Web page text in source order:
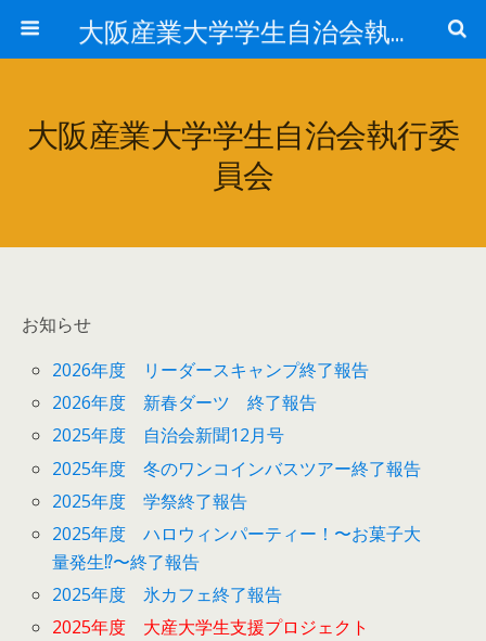
大阪産業大学学生自治会執行委員会
大阪産業大学学生自治会執行委
員会
お知らせ
2026年度 リーダースキャンプ終了報告
2026年度 新春ダーツ 終了報告
2025年度 自治会新聞12月号
2025年度 冬のワンコインバスツアー終了報告
2025年度 学祭終了報告
2025年度 ハロウィンパーティー！〜お菓子大
量発生⁉︎〜終了報告
2025年度 氷カフェ終了報告
2025年度 大産大学生支援プロジェクト